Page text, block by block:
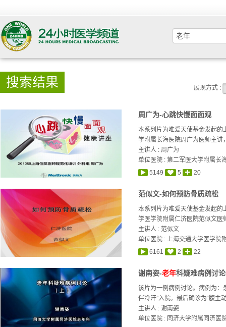
搜索结果 展现方式 :
周广为-心跳快慢面面观
本系列片为唯爱天使基金发起
学附属长海医院周广为医师主讲
主讲人 :周广为
单位医院 : 第二军医大学附属长
5149
5 20
范似文-如何预防骨质疏松
本系列片为唯爱天使基金发起
学医学院附属仁济医院范似文医
主讲人 : 范似文
单位医院 : 上海交通大学医学院
6161
2 22
谢南姿-老年科疑难病例讨
该片为一例病例讨论。病例为：
伴冷汗”入院。最后确诊为“腹主
主讲人 :谢南姿
单位医院 : 同济大学附属同济医